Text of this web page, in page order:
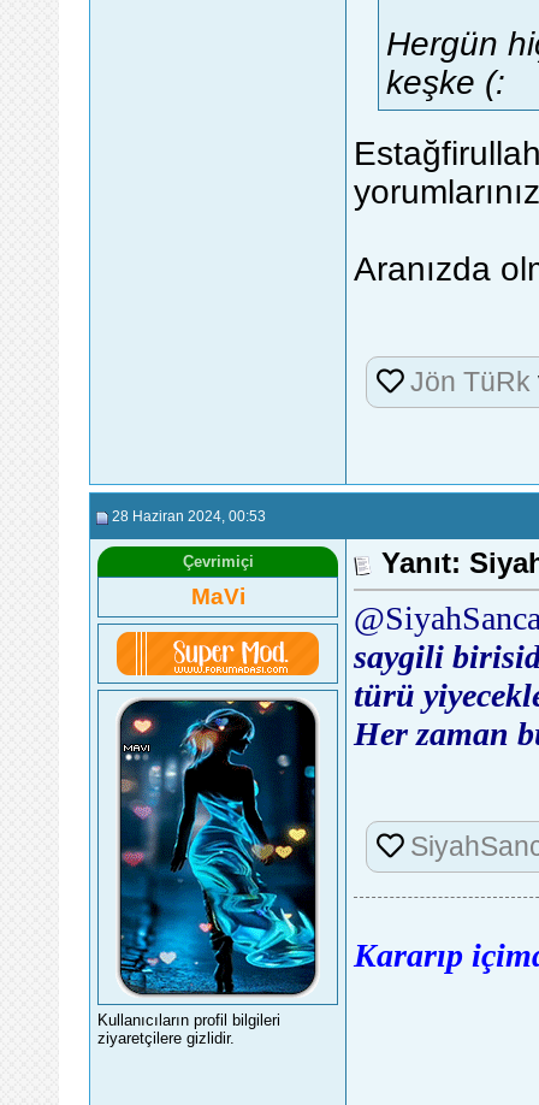
Hergün
keşke (:
Aranızda
Jön TüRk
28 Haziran 2024 , 00:53
Çevrimiçi
MaVi
Kullanıcıların profil bilgileri
ziyaretçilere gizlidir.
Yanıt:
saygili
türü
Her zaman
Kararıp